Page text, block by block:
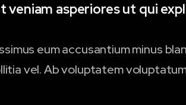
veniam asperiores ut qui
eum accusantium minus
vel. Ab voluptatem